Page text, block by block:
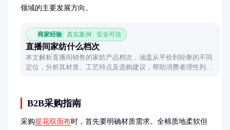
领域的主要发展方向。
商家经验 真实案例 · 安全可信
直播间家纺什么档次
本文解析直播间销售的家纺产品档次，涵盖从平价到轻奢的不同
定位，分析其材质、工艺特点及选购建议，帮助消费者理性判断
B2B采购指南
采购提花双面布时，首先要明确材质需求。全棉质地柔软但